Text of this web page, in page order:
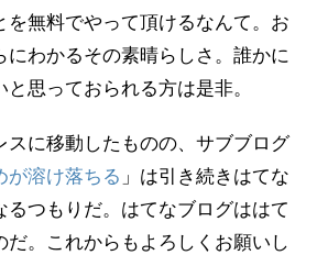
を無料でやって頂けるなんて。お
にわかるその素晴らしさ。誰かに
思っておられる方は是非。
スに移動したものの、サブブログ
が溶け落ちる 」は引き続きはてな
るつもりだ。はてなブログははて
だ。これからもよろしくお願いし